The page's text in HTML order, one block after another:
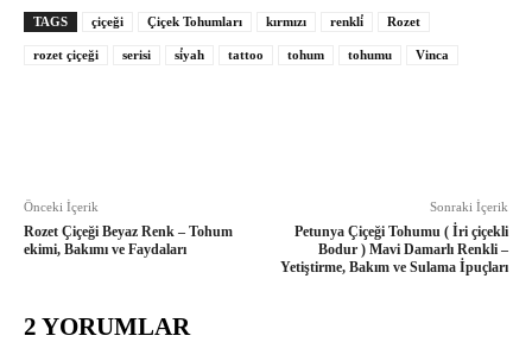
TAGS çiçeği Çiçek Tohumları kırmızı renkli̇ Rozet
rozet çiçeği serisi si̇yah tattoo tohum tohumu Vinca
Önceki İçerik
Rozet Çiçeği Beyaz Renk – Tohum
ekimi, Bakımı ve Faydaları
Sonraki İçerik
Petunya Çiçeği Tohumu ( İri çiçekli
Bodur ) Mavi Damarlı Renkli –
Yetiştirme, Bakım ve Sulama İpuçları
2 YORUMLAR